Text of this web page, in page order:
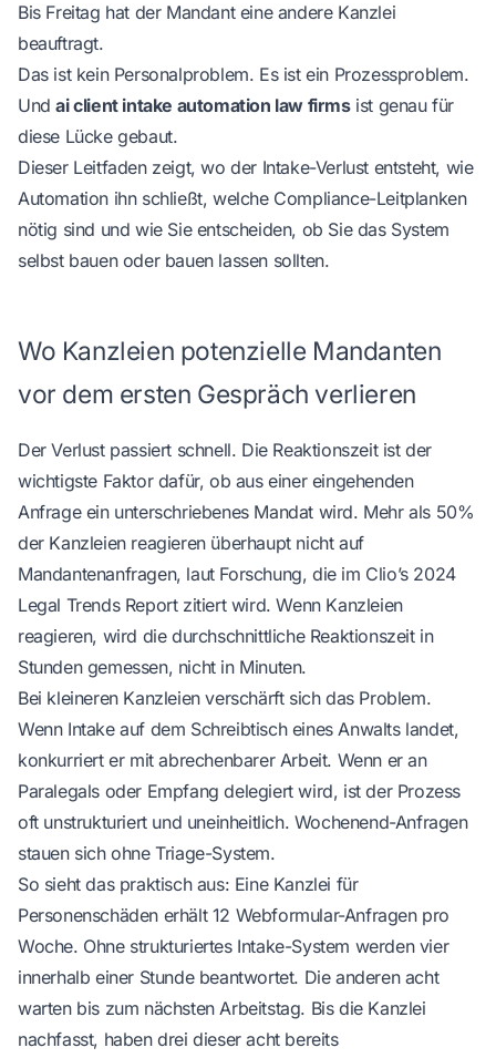
Bis Freitag hat der Mandant eine andere Kanzlei
beauftragt.
Das ist kein Personalproblem. Es ist ein Prozessproblem.
Undai client intake automation law firmsist genau für
diese Lücke gebaut.
Dieser Leitfaden zeigt, wo der Intake-Verlust entsteht, wie
Automation ihn schließt, welche Compliance-Leitplanken
nötig sind und wie Sie entscheiden, ob Sie das System
selbst bauen oder bauen lassen sollten.
Wo Kanzleien potenzielle Mandanten
vor dem ersten Gespräch verlieren
Der Verlust passiert schnell. Die Reaktionszeit ist der
wichtigste Faktor dafür, ob aus einer eingehenden
Anfrage ein unterschriebenes Mandat wird. Mehr als 50%
der Kanzleien reagieren überhaupt nicht auf
Mandantenanfragen, laut Forschung, die im Clio’s 2024
Legal Trends Reportzitiert wird. Wenn Kanzleien
reagieren, wird die durchschnittliche Reaktionszeit in
Stunden gemessen, nicht in Minuten.
Bei kleineren Kanzleien verschärft sich das Problem.
Wenn Intake auf dem Schreibtisch eines Anwalts landet,
konkurriert er mit abrechenbarer Arbeit. Wenn er an
Paralegals oder Empfang delegiert wird, ist der Prozess
oft unstrukturiert und uneinheitlich. Wochenend-Anfragen
stauen sich ohne Triage-System.
So sieht das praktisch aus: Eine Kanzlei für
Personenschäden erhält 12 Webformular-Anfragen pro
Woche. Ohne strukturiertes Intake-System werden vier
innerhalb einer Stunde beantwortet. Die anderen acht
warten bis zum nächsten Arbeitstag. Bis die Kanzlei
nachfasst, haben drei dieser acht bereits